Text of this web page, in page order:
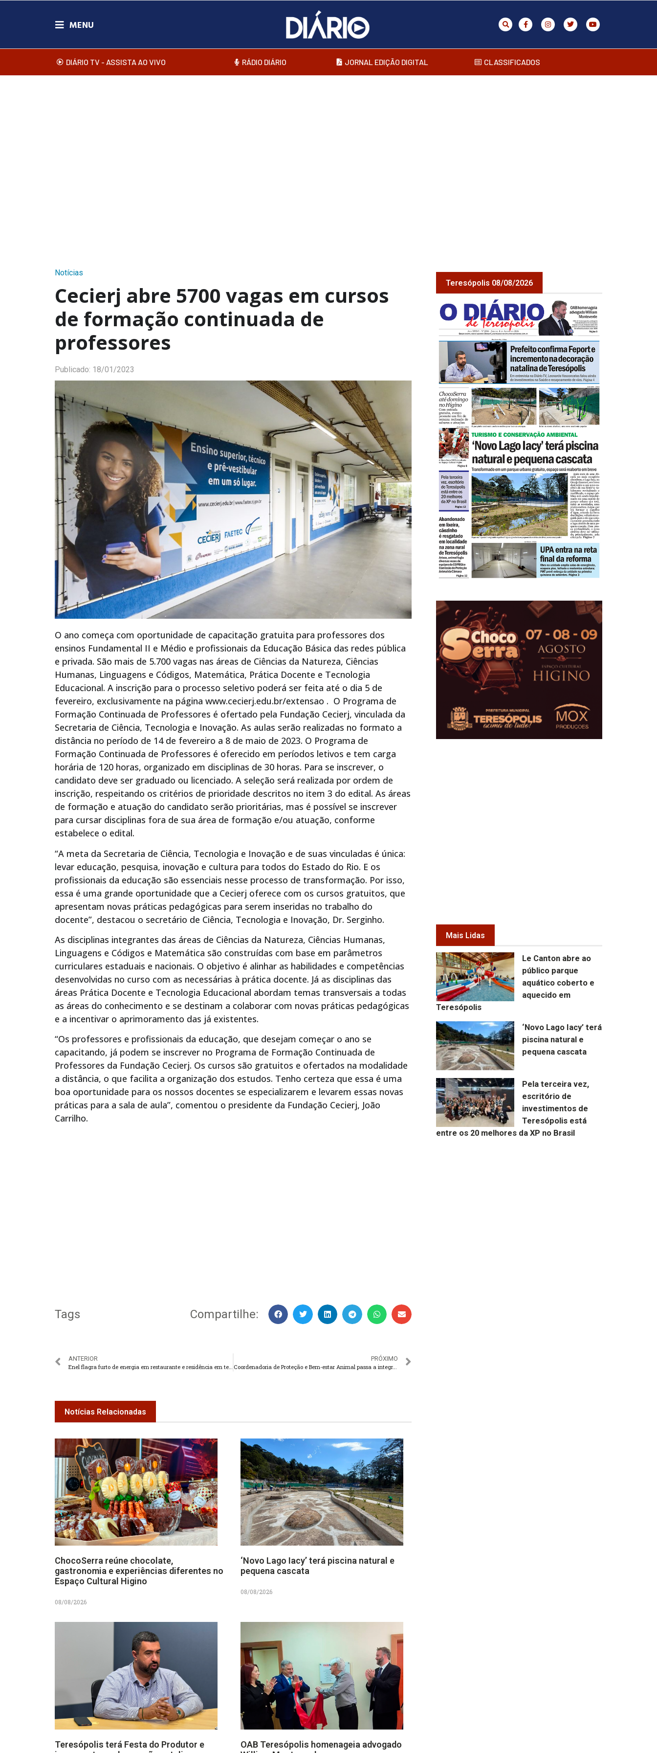
DIÁRIO TV - ASSISTA AO VIVO RÁDIO DIÁRIO JORNAL EDIÇÃO DIGITAL CLASSIFICADOS
Notícias
Cecierj abre 5700 vagas em cursos
de formação continuada de
professores
Publicado: 18/01/2023
O ano começa com oportunidade de capacitação gratuita para professores dos
ensinos Fundamental II e Médio e profissionais da Educação Básica das redes pública
e privada. São mais de 5.700 vagas nas áreas de Ciências da Natureza, Ciências
Humanas, Linguagens e Códigos, Matemática, Prática Docente e Tecnologia
Educacional. A inscrição para o processo seletivo poderá ser feita até o dia 5 de
fevereiro, exclusivamente na página www.cecierj.edu.br/extensao . O Programa de
Formação Continuada de Professores é ofertado pela Fundação Cecierj, vinculada da
Secretaria de Ciência, Tecnologia e Inovação. As aulas serão realizadas no formato a
distância no período de 14 de fevereiro a 8 de maio de 2023. O Programa de
Formação Continuada de Professores é oferecido em períodos letivos e tem carga
horária de 120 horas, organizado em disciplinas de 30 horas. Para se inscrever, o
candidato deve ser graduado ou licenciado. A seleção será realizada por ordem de
inscrição, respeitando os critérios de prioridade descritos no item 3 do edital. As áreas
de formação e atuação do candidato serão prioritárias, mas é possível se inscrever
para cursar disciplinas fora de sua área de formação e/ou atuação, conforme
estabelece o edital.
“A meta da Secretaria de Ciência, Tecnologia e Inovação e de suas vinculadas é única:
levar educação, pesquisa, inovação e cultura para todos do Estado do Rio. E os
profissionais da educação são essenciais nesse processo de transformação. Por isso,
essa é uma grande oportunidade que a Cecierj oferece com os cursos gratuitos, que
apresentam novas práticas pedagógicas para serem inseridas no trabalho do
docente”, destacou o secretário de Ciência, Tecnologia e Inovação, Dr. Serginho.
As disciplinas integrantes das áreas de Ciências da Natureza, Ciências Humanas,
Linguagens e Códigos e Matemática são construídas com base em parâmetros
curriculares estaduais e nacionais. O objetivo é alinhar as habilidades e competências
desenvolvidas no curso com as necessárias à prática docente. Já as disciplinas das
áreas Prática Docente e Tecnologia Educacional abordam temas transversais a todas
as áreas do conhecimento e se destinam a colaborar com novas práticas pedagógicas
e a incentivar o aprimoramento das já existentes.
“Os professores e profissionais da educação, que desejam começar o ano se
capacitando, já podem se inscrever no Programa de Formação Continuada de
Professores da Fundação Cecierj. Os cursos são gratuitos e ofertados na modalidade
a distância, o que facilita a organização dos estudos. Tenho certeza que essa é uma
boa oportunidade para os nossos docentes se especializarem e levarem essas novas
práticas para a sala de aula”, comentou o presidente da Fundação Cecierj, João
Carrilho.
Tags Compartilhe:
ANTERIOR
Enel flagra furto de energia em restaurante e residência em teresópolis
PRÓXIMO
Coordenadoria de Proteção e Bem-estar Animal passa a integrar a secretaria de Saúde
Notícias Relacionadas
ChocoSerra reúne chocolate,
gastronomia e experiências diferentes no
Espaço Cultural Higino
08/08/2026
‘Novo Lago Iacy’ terá piscina natural e
pequena cascata
08/08/2026
Teresópolis terá Festa do Produtor e
OAB Teresópolis homenageia advogado
Teresópolis 08/08/2026
Mais Lidas
Le Canton abre ao
público parque
aquático coberto e
aquecido em
Teresópolis
‘Novo Lago Iacy’ terá
piscina natural e
pequena cascata
Pela terceira vez,
escritório de
investimentos de
Teresópolis está
entre os 20 melhores da XP no Brasil